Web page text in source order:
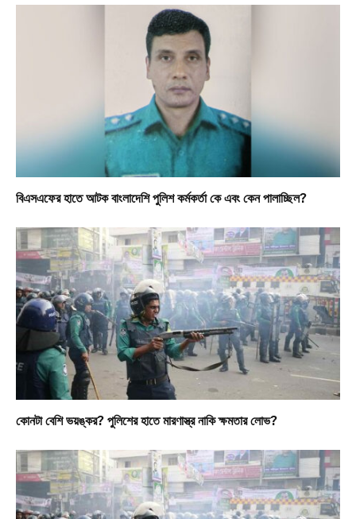
বিএসএফের হাতে আটক বাংলাদেশি পুলিশ কর্মকর্তা কে এবং কেন পালাচ্ছিল?
কোনটা বেশি ভয়ঙ্কর? পুলিশের হাতে মারণাস্ত্র নাকি ক্ষমতার লোভ?